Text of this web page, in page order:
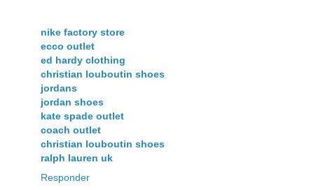
nike factory store
ecco outlet
ed hardy clothing
christian louboutin shoes
jordans
jordan shoes
kate spade outlet
coach outlet
christian louboutin shoes
ralph lauren uk
Responder